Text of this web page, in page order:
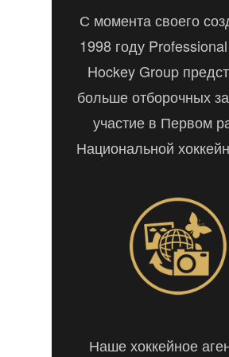
С момента своего
1998 году
Hockey Group
больше отборочных
участие в Первом
Национальной
Наше хоккейное